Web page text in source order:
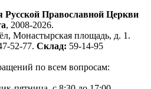
Православной Церкви
, 2008-2026.
Монастырская площадь, д. 1.
52-77. Склад: 59-14-95
по всем вопросам: